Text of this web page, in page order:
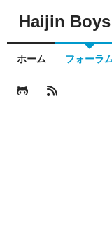
Haijin
ホーム フォーラ